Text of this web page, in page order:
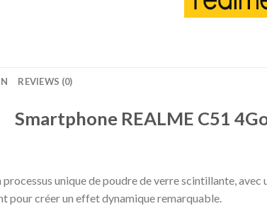
REVIEWS (0)
Smartphone REALME C51
unique de poudre de verre scintillante,
pour créer un effet dynamique remarquable.